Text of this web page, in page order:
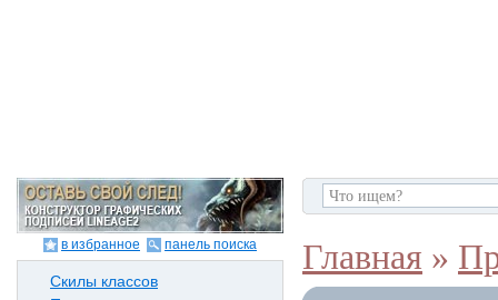
в избранное панель поиска
Скилы классов
Главная »